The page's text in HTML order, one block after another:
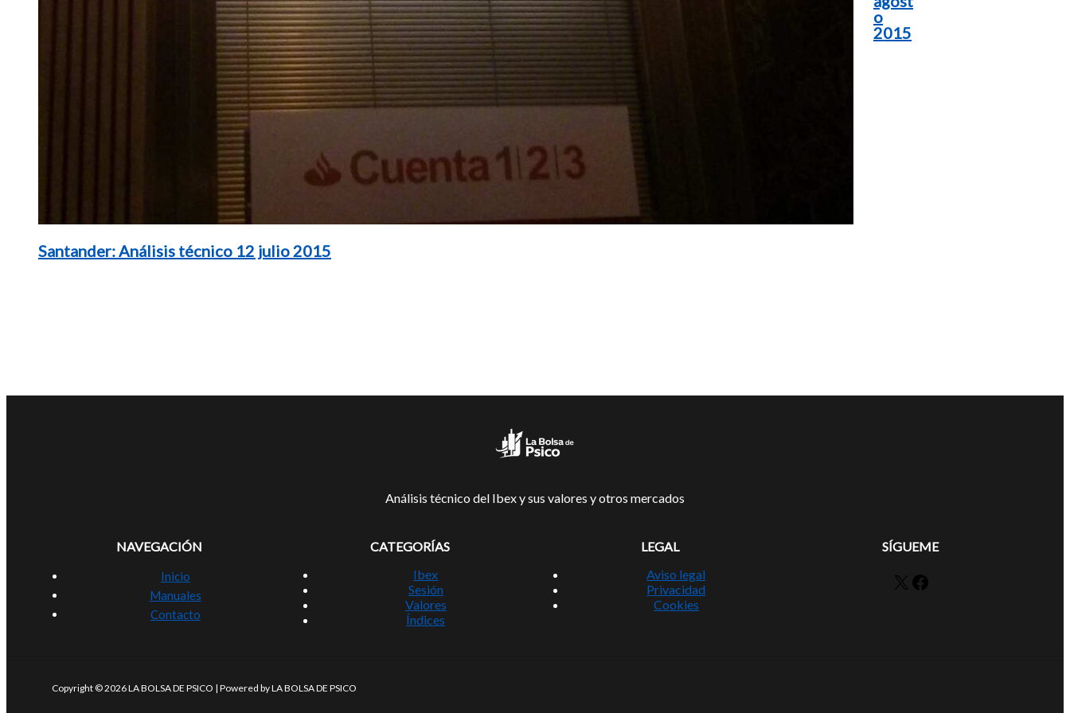
Santander: Análisis técnico 12 julio 2015
o
2015
Análisis técnico del Ibex y sus valores y otros mercados
NAVEGACIÓN
Inicio
Manuales
Contacto
CATEGORÍAS
Ibex
Sesión
Valores
Índices
LEGAL
Aviso legal
Privacidad
Cookies
SÍGUEME
X Facebook
Copyright © 2026 LA BOLSA DE PSICO | Powered by LA BOLSA DE PSICO